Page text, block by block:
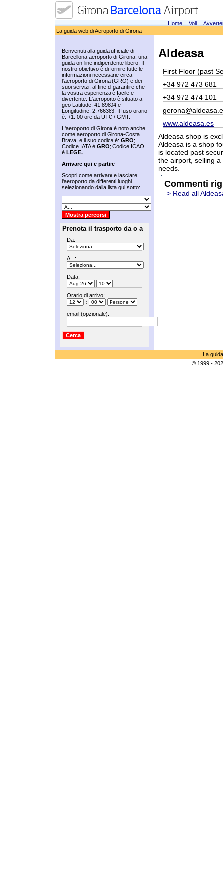
Home Voli
La guida web di Aeroporto di Girona
Benvenuti alla guida ufficiale di
Barcellona aeroporto di Girona, una
guida on-line indipendente libero. Il
nostro obiettivo è di fornire tutte le
informazioni necessarie circa
l'aeroporto di Girona (GRO) e dei
suoi servizi, al fine di garantire che
la vostra esperienza è facile e
divertente. L'aeroporto è situato a
geo Latitude: 41,89804 e
Longitudine: 2,766383. Il fuso orario
è: +1: 00 ore da UTC / GMT.
L'aeroporto di Girona è noto anche
come aeroporto di Girona-Costa
Brava, e il suo codice è: GRO;
Codice IATA è GRO; Codice ICAO
è LEGE.
Arrivare qui e partire
Scopri come arrivare e lasciare
l'aeroporto da differenti luoghi
selezionando dalla lista qui sotto:
Prenota il trasporto da o a
Da:
A...:
Data:
Orario di arrivo:
:
email (opzionale):
Aldeasa
First Floor (past
+34 972 473 681
+34 972 474 101
www.aldeasa.es
Aldeasa shop is
Aldeasa is a shop
is located past
the airport, selling a
needs.
Commenti
> Read all
La
© 1999 -